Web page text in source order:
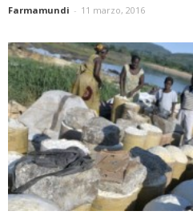
Farmamundi - 11 marzo, 2016